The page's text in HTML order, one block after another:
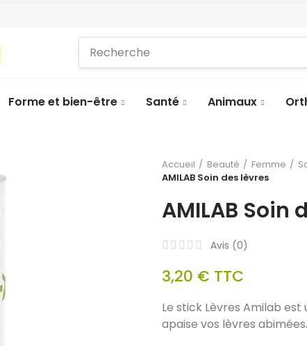
Forme et bien-être Santé Animaux
Accueil Beauté Femme
AMILAB Soin des lèvres
AMILAB Soin
Avis (0)
3,20 € TTC
Le stick Lèvres Amilab
apaise vos lèvres abimées.